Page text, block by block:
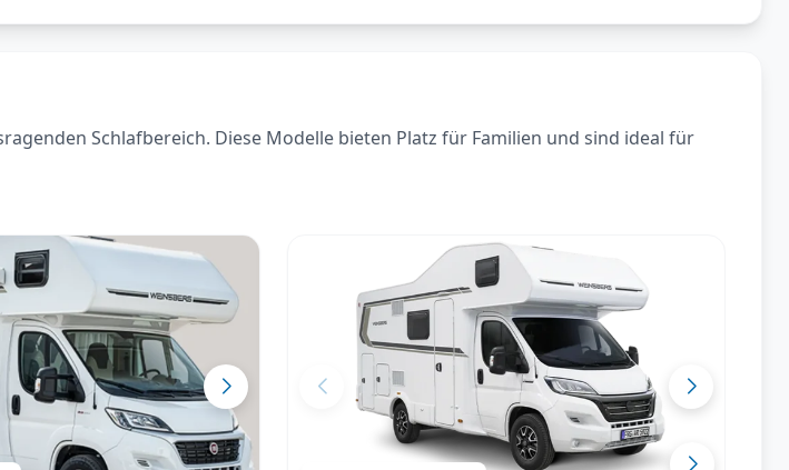
Schlafbereich. Diese Modelle bieten Platz für Familien und sind ideal für